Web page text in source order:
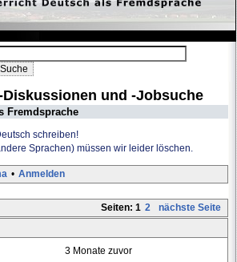
und -Jobsuche
Fremdsprache
schreiben!
Sprachen) müssen wir leider löschen.
• Anmelden
Seiten: 1 2 nächste Seite
3 Monate zuvor